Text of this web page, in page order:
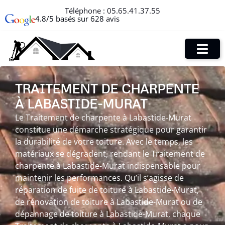
Téléphone : 05.65.41.37.55
4.8/5 basés sur 628 avis
TRAITEMENT DE CHARPENTE
À LABASTIDE-MURAT
Le Traitement de charpente à Labastide-Murat
constitue une démarche stratégique pour garantir
la durabilité de votre toiture. Avec le temps, les
matériaux se dégradent, rendant le Traitement de
charpente à Labastide-Murat indispensable pour
maintenir les performances. Qu’il s’agisse de
réparation de fuite de toiture à Labastide-Murat,
de rénovation de toiture à Labastide-Murat ou de
dépannage de toiture à Labastide-Murat, chaque